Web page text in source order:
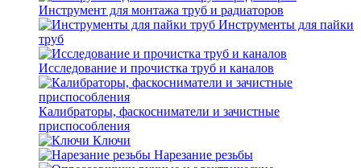
Инструмент для монтажа труб и радиаторов
Инструменты для пайки
труб
Исследование и прочистка труб и каналов
Калибраторы, фаскосниматели и зачистные
приспособления
Ключи
Нарезание резьбы